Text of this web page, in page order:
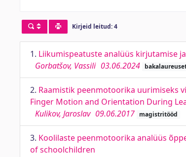
Kirjeid leitud: 4
1. Liikumispeatuste analüüs kirjutamise
Gorbatšov, Vassili 03.06.2024
2. Raamistik peenmotoorika uurimiseks
Finger Motion and Orientation During
Kulikov, Jaroslav 09.06.2017 magistritööd
3. Koolilaste peenmotoorika analüüs
of schoolchildren